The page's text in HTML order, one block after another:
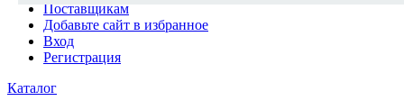
Поставщикам
Добавьте сайт в избранное
Вход
Регистрация
Каталог